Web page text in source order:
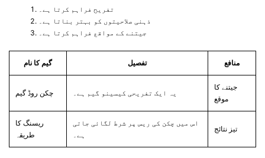
تفریح فراہم کرتا ہے۔
ذہنی صلاحیتوں کو بہتر بناتا ہے۔
جیتنے کے مواقع فراہم کرتا ہے۔
گیم کا نام تفصیل منافع
چکن روڈ گیم یہ ایک تفریحی کیسینو گیم ہے۔
جیتنے کا
موقع
ریسنگ کا
طریقہ
اس میں چکن کی ریس پر شرط لگائی جاتی
ہے۔
تیز نتائج